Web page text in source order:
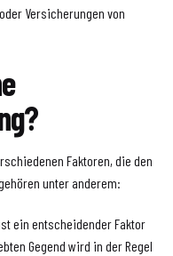
Versicherungen von
Faktoren, die den
unter anderem:
ein entscheidender Faktor
Gegend wird in der Regel